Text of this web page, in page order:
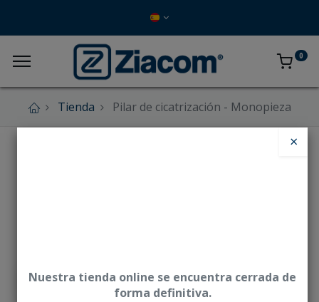
0
Tienda Pilar de cicatrización - Monopieza
×
Nuestra tienda online se encuentra cerrada de
forma definitiva.